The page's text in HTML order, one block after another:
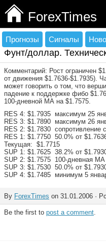
ForexTimes
Прогнозы Сигналы
Фунт/доллар.
Комментарий: Рост ограничен
oт движения $1.7636-$1.7935).
может говорить о том, что
падение к поддержке фибо
100-дневной МА на $1.7575.
RES 4: $1.7935 максимум 25
RES 3: $1.7890 максимум 26
RES 2: $1.7830 сопротивление
RES 1: $1.7750 50.0% oт
Текущая: $1.7715
SUP 1: $1.7625 38.2% oт
SUP 2: $1.7575 100-дневная МА
SUP 3: $1.7530 50.0% oт
SUP 4: $1.7485 минимум 5
By ForexTimes on 31.01.2006 ·
Be the first to post a comment.